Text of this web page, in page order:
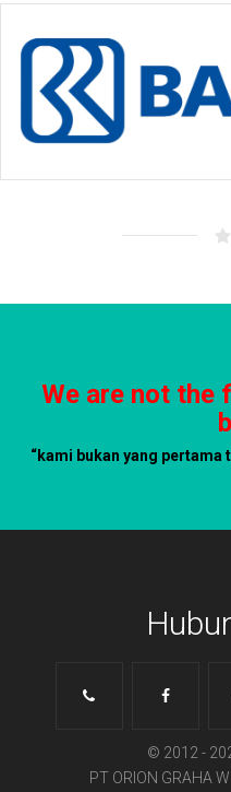
We are not the
“kami bukan yang pertama
© 2012 -
PT ORION GRAHA